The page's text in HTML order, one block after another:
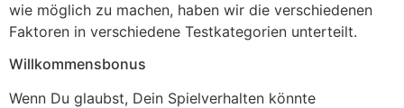
wie möglich zu machen, haben wir die verschiedenen
Faktoren in verschiedene Testkategorien unterteilt.
Willkommensbonus
Wenn Du glaubst, Dein Spielverhalten könnte